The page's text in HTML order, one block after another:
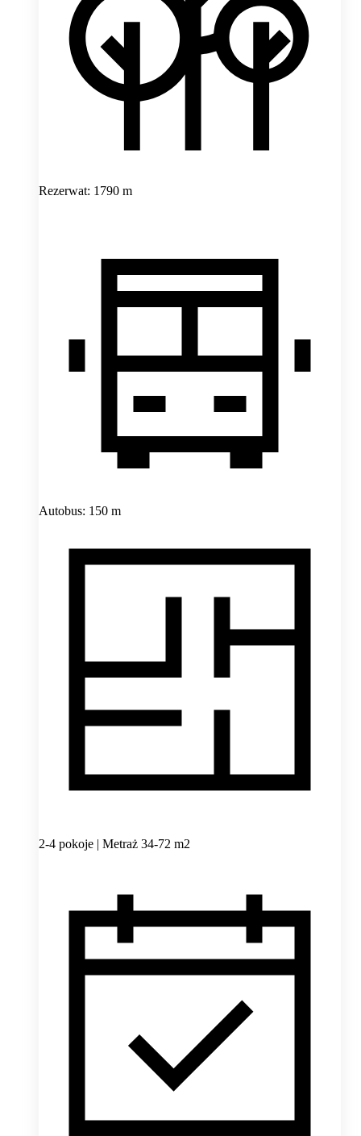
Rezerwat: 1790 m
Autobus: 150 m
2-4 pokoje | Metraż 34-72 m2